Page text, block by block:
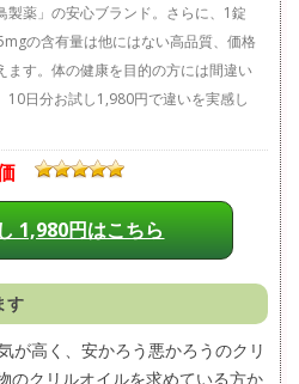
製薬」の安心ブランド。さらに、1錠
の含有量は他にはない高品質、価格
ます。体の健康を目的の方には間違い
10日分お試し1,980円で違いを実感し
1,980円はこちら
す
が高く、安かろう悪かろうのクリ
のクリルオイルを求めている方か